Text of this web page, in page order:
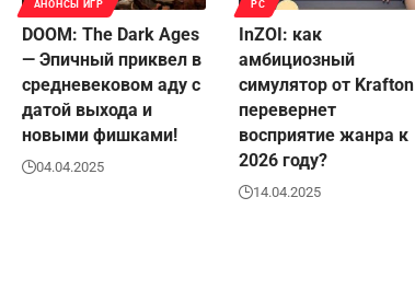
АНОНСЫ ИГР
DOOM: The Dark Ages
— Эпичный приквел в
средневековом аду с
датой выхода и
новыми фишками!
04.04.2025
PC
InZOI: как
амбициозный
симулятор от Krafton
перевернет
восприятие жанра к
2026 году?
14.04.2025